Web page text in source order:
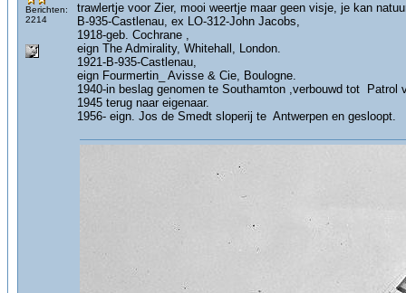
Berichten:
2214
trawlertje voor Zier, mooi weertje maar geen visje, je kan
B-935-Castlenau, ex LO-312-John Jacobs,
1918-geb. Cochrane ,
eign The Admirality, Whitehall, London.
1921-B-935-Castlenau,
eign Fourmertin_ Avisse & Cie, Boulogne.
1940-in beslag genomen te Southamton ,verbouwd tot
1945 terug naar eigenaar.
1956- eign. Jos de Smedt sloperij te Antwerpen en gesloopt.